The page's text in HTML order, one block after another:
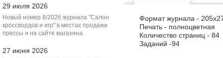
29 июля 2026
Новый номер 8/2026 журнала "Салон
кроссвордов и игр" в местах продажи
прессы и на сайте магазина.
27 июня 2026
Формат журнала -
Печать - полноцветная
Количество страниц - 84
Заданий -94